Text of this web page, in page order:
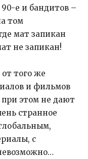
е и бандитов –
том
мат запикан
не запикан!
того же
и фильмов
при этом не дают
странное
с